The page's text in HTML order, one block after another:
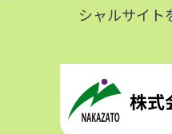
シャルサイト